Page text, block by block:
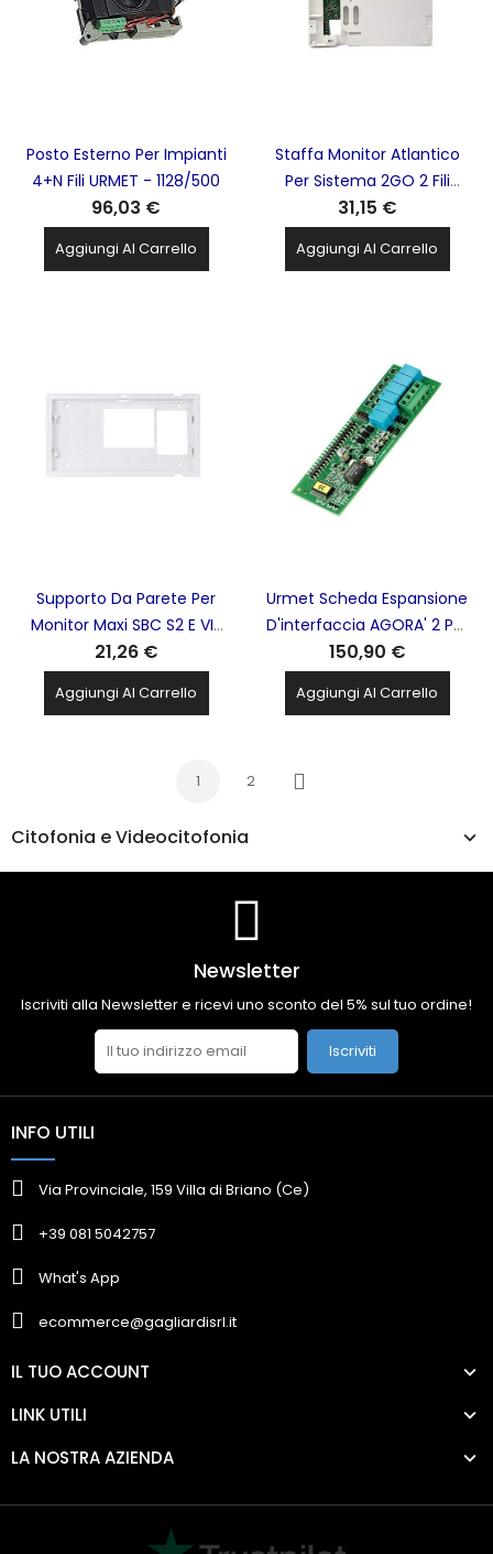
Citofonia e Videocitofonia
Posto Esterno Per Impianti
4+N Fili URMET - 1128/500
96,03 €
Aggiungi Al Carrello
Staffa Monitor Atlantico
Per Sistema 2GO 2 Fili
URMET - 1702/82
31,15 €
Aggiungi Al Carrello
Supporto Da Parete Per
Monitor Maxi SBC S2 E VIP
COMELIT - 6820
21,26 €
Aggiungi Al Carrello
Urmet Scheda Espansione
D'interfaccia AGORA' 2 Per
Impianti Citofonici 1+n -
1372/55
150,90 €
Aggiungi Al Carrello
1 2
Successivo
Newsletter
Iscriviti alla Newsletter e ricevi uno sconto del 5% sul tuo ordine!
Iscriviti
INFO UTILI
Via Provinciale, 159 Villa di Briano (Ce)
+39 081 5042757
What's App
ecommerce@gagliardisrl.it
IL TUO ACCOUNT
LINK UTILI
LA NOSTRA AZIENDA